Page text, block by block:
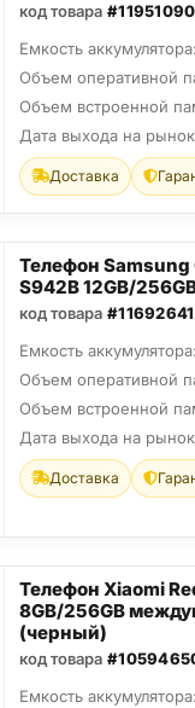
код товара #11951090
Емкость аккумулятора:
Объем оперативной
Объем встроенной
Дата выхода на
Доставка
Телефон Samsung
S942B 12GB/
код товара #11692641
Емкость аккумулятора:
Объем оперативной
Объем встроенной
Дата выхода на
Доставка
Телефон Xiaomi
8GB/256GB
(черный)
код товара
Емкость аккумулятора: